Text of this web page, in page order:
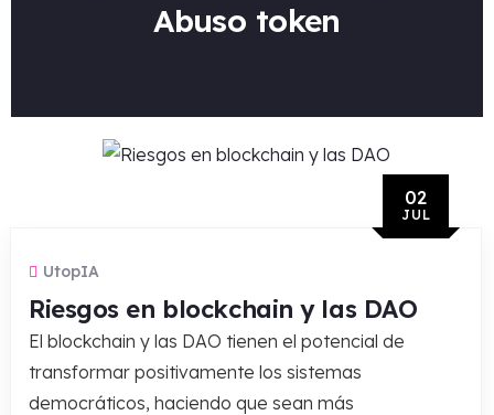
Abuso token
02
JUL
UtopIA
Riesgos en blockchain y las DAO
El blockchain y las DAO tienen el potencial de
transformar positivamente los sistemas
democráticos, haciendo que sean más